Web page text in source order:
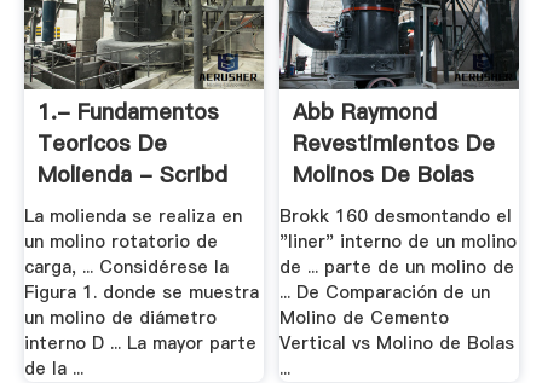
1.- Fundamentos
Teoricos De
Molienda - Scribd
La molienda se realiza en
un molino rotatorio de
carga, ... Considérese la
Figura 1. donde se muestra
un molino de diámetro
interno D ... La mayor parte
de la ...
Abb Raymond
Revestimientos De
Molinos De Bolas
Brokk 160 desmontando el
"liner" interno de un molino
de ... parte de un molino de
... De Comparación de un
Molino de Cemento
Vertical vs Molino de Bolas
...